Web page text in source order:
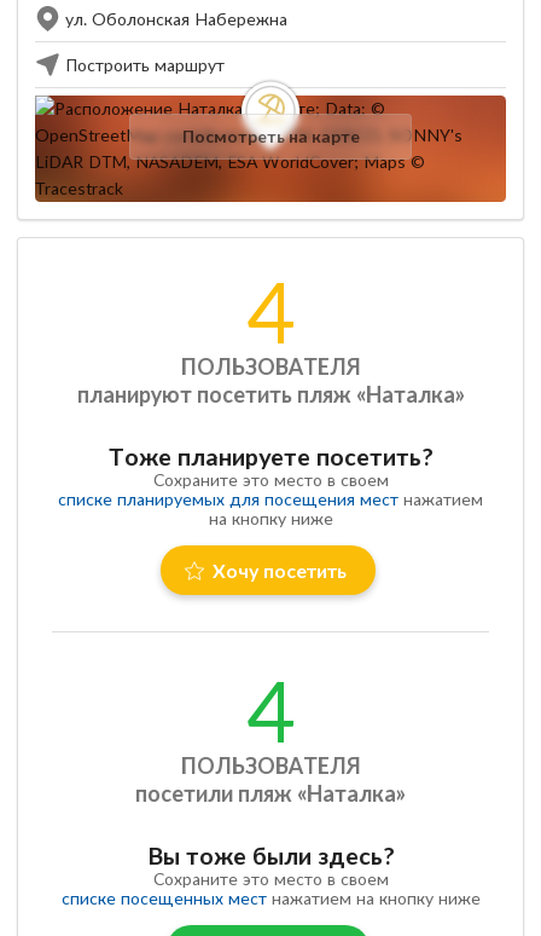
ул. Оболонская Набережна
Построить маршрут
Посмотреть на карте
4
ПОЛЬЗОВАТЕЛЯ
планируют посетить пляж «Наталка»
Тоже планируете посетить?
Сохраните это место в своем
списке планируемых для посещения мест нажатием
на кнопку ниже
Хочу посетить
4
ПОЛЬЗОВАТЕЛЯ
посетили пляж «Наталка»
Вы тоже были здесь?
Сохраните это место в своем
списке посещенных местнажатием на кнопку ниже